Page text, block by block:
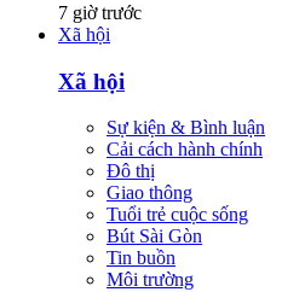
7 giờ trước
Xã hội
Xã hội
Sự kiện & Bình luận
Cải cách hành chính
Đô thị
Giao thông
Tuổi trẻ cuộc sống
Bút Sài Gòn
Tin buồn
Môi trường